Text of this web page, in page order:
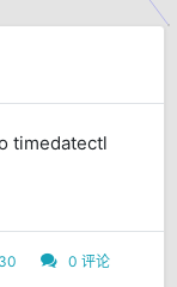
timedatectl
0 评论